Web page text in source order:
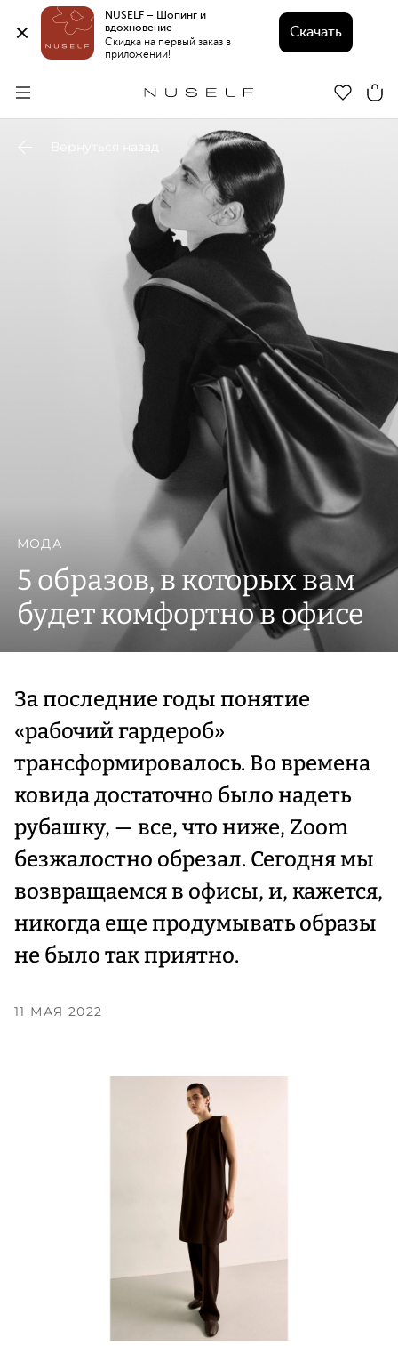
NUSELF – Шопинг и
вдохновение
Скидка на первый заказ в
приложении!
Скачать
МОДА
5 образов, в которых вам
будет комфортно в офисе
За последние годы понятие
«рабочий гардероб»
трансформировалось. Во времена
ковида достаточно было надеть
рубашку, — все, что ниже, Zoom
безжалостно обрезал. Сегодня мы
возвращаемся в офисы, и, кажется,
никогда еще продумывать образы
не было так приятно.
11 МАЯ 2022